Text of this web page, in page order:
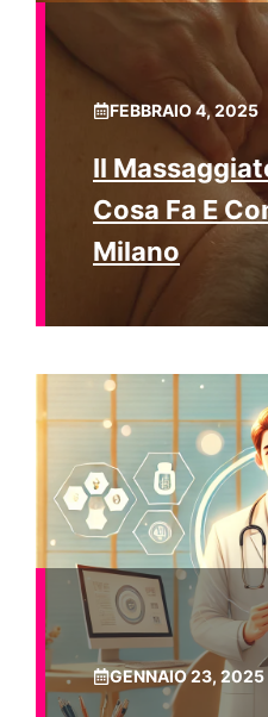
FEBBRAIO 4, 2025
Il
Cosa Fa E
Milano
GENNAIO 23, 2025